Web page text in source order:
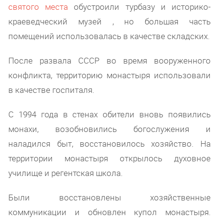
святого места обустроили турбазу и историко-
краеведческий музей , но большая часть
помещений использовалась в качестве складских.
После развала СССР во время вооруженного
конфликта, территорию монастыря использовали
в качестве госпиталя.
С 1994 года в стенах обители вновь появились
монахи, возобновились богослужения и
наладился быт, восстановилось хозяйство. На
территории монастыря открылось духовное
училище и регентская школа.
Были восстановлены хозяйственные
коммуникации и обновлен купол монастыря.